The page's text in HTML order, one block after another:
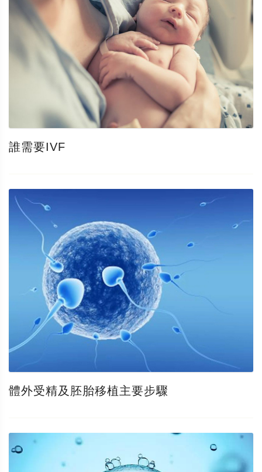
誰需要IVF
體外受精及胚胎移植主要步驟